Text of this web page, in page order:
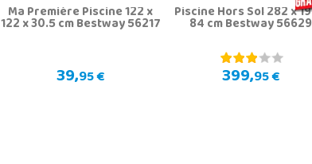
Ma Première Piscine 122 x
122 x 30.5 cm Bestway 56217
39,95 €
Piscine Hors Sol 282 x
84 cm Bestway 56629
399,95 €